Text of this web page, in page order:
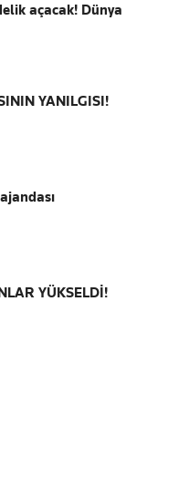
açacak! Dünya
YANILGISI!
YÜKSELDİ!